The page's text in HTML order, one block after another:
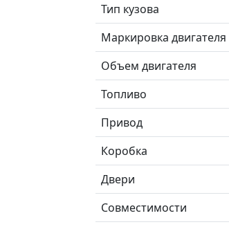
Тип кузова
Маркировка двигателя
Объем двигателя
Топливо
Привод
Коробка
Двери
Совместимости